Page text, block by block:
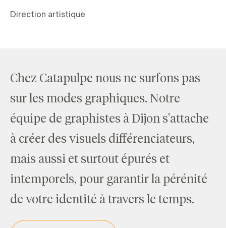
Direction artistique
Chez Catapulpe nous ne surfons pas
sur les modes graphiques. Notre
équipe de graphistes à Dijon s'attache
à créer des visuels différenciateurs,
mais aussi et surtout épurés et
intemporels, pour garantir la pérénité
de votre identité à travers le temps.